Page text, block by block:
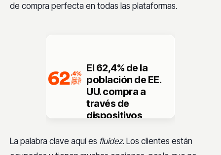
de compra perfecta en todas las plataformas.
El 62,4% de la
población de EE.
UU. compra a
través de
dispositivos
La palabra clave aquí es fluidez. Los clientes están